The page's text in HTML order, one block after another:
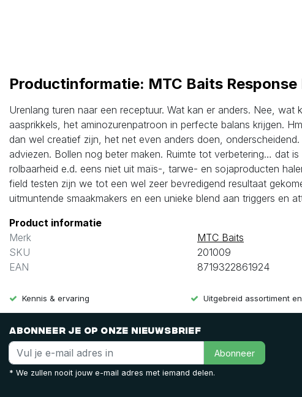
Productinformatie: MTC Baits Response
Urenlang turen naar een receptuur. Wat kan er anders. Nee,
aasprikkels, het aminozurenpatroon in perfecte balans krijgen.
dan wel creatief zijn, het net even anders doen,
adviezen. Bollen nog beter maken. Ruimte tot verbetering… dat
rolbaarheid e.d. eens niet uit maïs-, tarwe- en sojaproducten
field testen zijn we tot een wel zeer bevredigend resultaat
uitmuntende smaakmakers en een unieke blend aan triggers en
Product informatie
Merk
MTC Baits
SKU
201009
EAN
8719322861924
Kennis & ervaring Uitgebreid assortiment
Abonneer je op onze nieuwsbrief
Abonneer
* We zullen nooit jouw e-mail adres met iemand delen.